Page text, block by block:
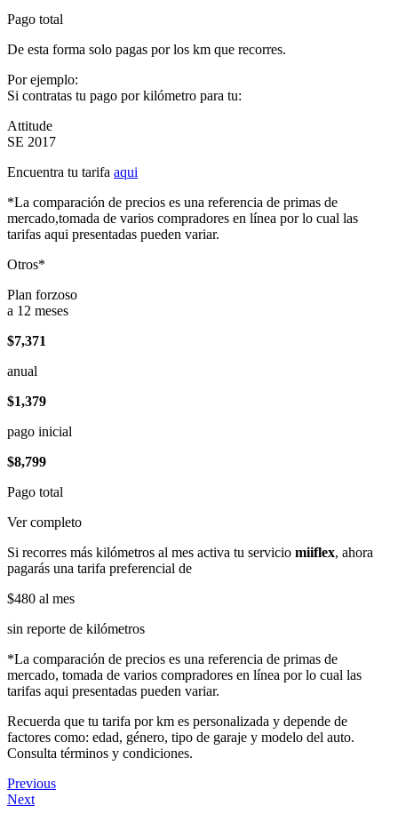
Pago total
De esta forma solo pagas por los km que recorres.
Por ejemplo:
Si contratas tu pago por kilómetro para tu:
Attitude
SE 2017
Encuentra tu tarifa aqui
*La comparación de precios es una referencia de primas de
mercado,tomada de varios compradores en línea por lo cual las
tarifas aqui presentadas pueden variar.
Otros*
Plan forzoso
a 12 meses
$7,371
anual
$1,379
pago inicial
$8,799
Pago total
Ver completo
Si recorres más kilómetros al mes activa tu servicio miiflex, ahora
pagarás una tarifa preferencial de
$480 al mes
sin reporte de kilómetros
*La comparación de precios es una referencia de primas de
mercado, tomada de varios compradores en línea por lo cual las
tarifas aqui presentadas pueden variar.
Recuerda que tu tarifa por km es personalizada y depende de
factores como: edad, género, tipo de garaje y modelo del auto.
Consulta términos y condiciones.
Previous
Next